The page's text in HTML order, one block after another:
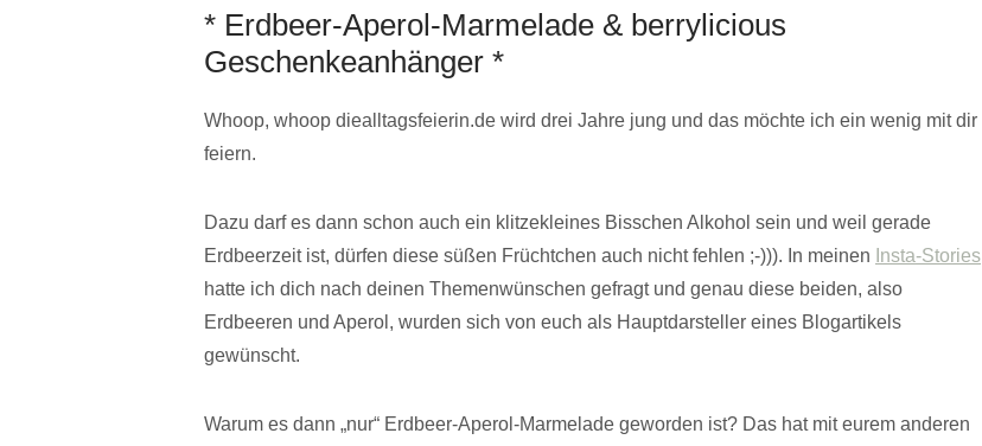
* Erdbeer-Aperol-Marmelade & berrylicious
Geschenkeanhänger *
Whoop, whoop diealltagsfeierin.de wird drei Jahre jung und das möchte ich ein wenig mit dir
feiern.
Dazu darf es dann schon auch ein klitzekleines Bisschen Alkohol sein und weil gerade
Erdbeerzeit ist, dürfen diese süßen Früchtchen auch nicht fehlen ;-))). In meinen Insta-Stories
hatte ich dich nach deinen Themenwünschen gefragt und genau diese beiden, also
Erdbeeren und Aperol, wurden sich von euch als Hauptdarsteller eines Blogartikels
gewünscht.
Warum es dann „nur“ Erdbeer-Aperol-Marmelade geworden ist? Das hat mit eurem anderen